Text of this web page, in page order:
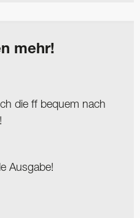
mehr!
die ff bequem nach
Ausgabe!